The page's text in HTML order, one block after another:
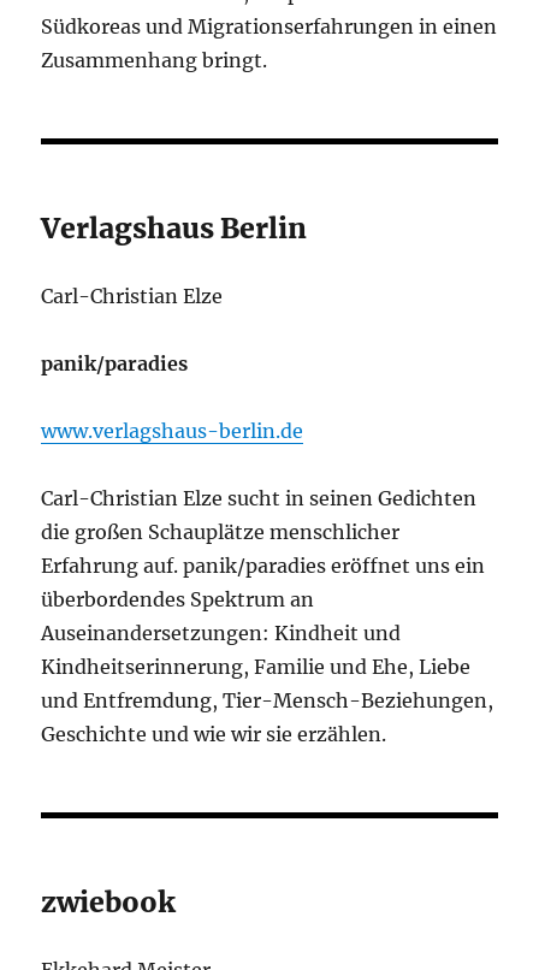
Südkoreas und Migrationserfahrungen in einen
Zusammenhang bringt.
Verlagshaus Berlin
Carl-Christian Elze
panik/paradies
www.verlagshaus-berlin.de
Carl-Christian Elze sucht in seinen Gedichten
die großen Schauplätze menschlicher
Erfahrung auf. panik/paradies eröffnet uns ein
überbordendes Spektrum an
Auseinandersetzungen: Kindheit und
Kindheitserinnerung, Familie und Ehe, Liebe
und Entfremdung, Tier-Mensch-Beziehungen,
Geschichte und wie wir sie erzählen.
zwiebook